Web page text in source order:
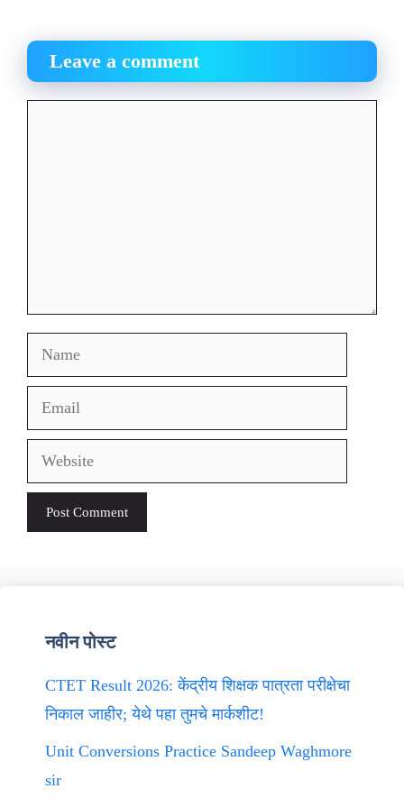
Leave a comment
Name
Email
Website
नवीन पोस्ट
CTET Result 2026: केंद्रीय शिक्षक पात्रता परीक्षेचा
निकाल जाहीर; येथे पहा तुमचे मार्कशीट!
Unit Conversions Practice Sandeep Waghmore
sir